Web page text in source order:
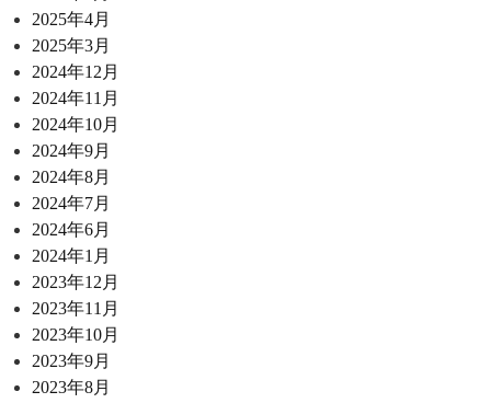
2025年4月
2025年3月
2024年12月
2024年11月
2024年10月
2024年9月
2024年8月
2024年7月
2024年6月
2024年1月
2023年12月
2023年11月
2023年10月
2023年9月
2023年8月